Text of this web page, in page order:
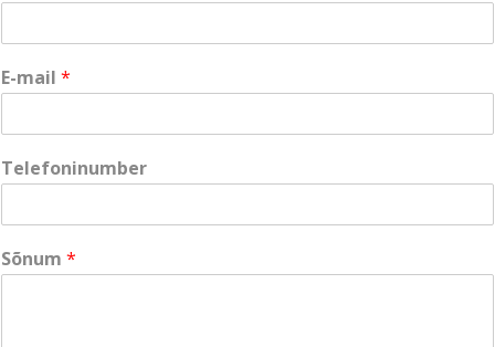
*
N
m
S
n
m
E-mail *
Telefoninumber
Sõnum *